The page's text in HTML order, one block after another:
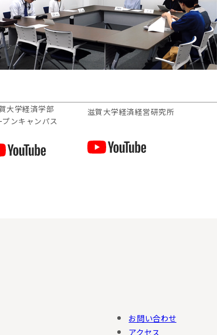
大学経済学部
プンキャンパス
滋賀⼤学経済経営研究所
お問い合わせ
アクセス